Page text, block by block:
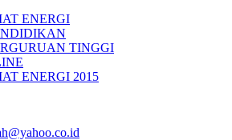
ENERGI
TINGGI
ENERGI 2015